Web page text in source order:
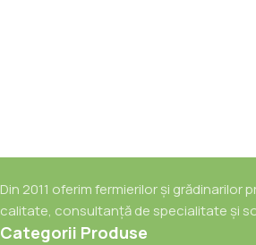
Din 2011 oferim fermierilor și grădinarilor
calitate, consultanță de specialitate și
Categorii Produse